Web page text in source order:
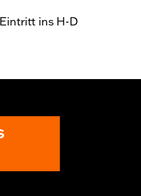
ins H-D